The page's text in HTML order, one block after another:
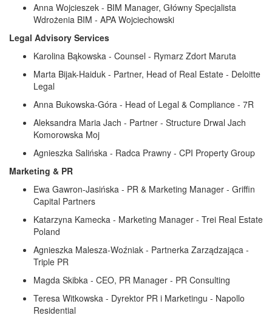
Anna Wojcieszek - BIM Manager, Główny Specjalista
Wdrożenia BIM - APA Wojciechowski
Legal Advisory Services
Karolina Bąkowska - Counsel - Rymarz Zdort Maruta
Marta Bijak-Haiduk - Partner, Head of Real Estate - Deloitte
Legal
Anna Bukowska-Góra - Head of Legal & Compliance - 7R
Aleksandra Maria Jach - Partner - Structure Drwal Jach
Komorowska Moj
Agnieszka Salińska - Radca Prawny - CPI Property Group
Marketing & PR
Ewa Gawron-Jasińska - PR & Marketing Manager - Griffin
Capital Partners
Katarzyna Kamecka - Marketing Manager - Trei Real Estate
Poland
Agnieszka Malesza-Woźniak - Partnerka Zarządzająca -
Triple PR
Magda Skibka - CEO, PR Manager - PR Consulting
Teresa Witkowska - Dyrektor PR i Marketingu - Napollo
Residential